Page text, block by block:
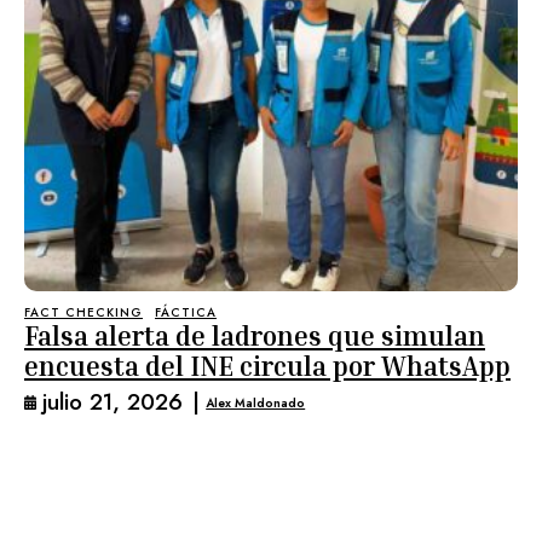
FACT CHECKING FÁCTICA
Falsa alerta de ladrones que simulan
encuesta del INE circula por WhatsApp
julio 21, 2026 | Alex Maldonado